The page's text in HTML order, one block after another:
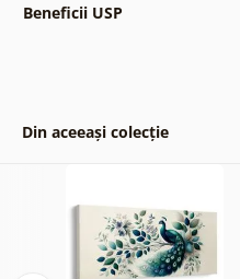
Beneficii USP
Din aceeași colecție